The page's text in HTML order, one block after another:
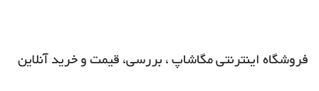
فروشگاه اینترنتی مگاشاپ ، بررسی، قیمت و خرید آنلاین